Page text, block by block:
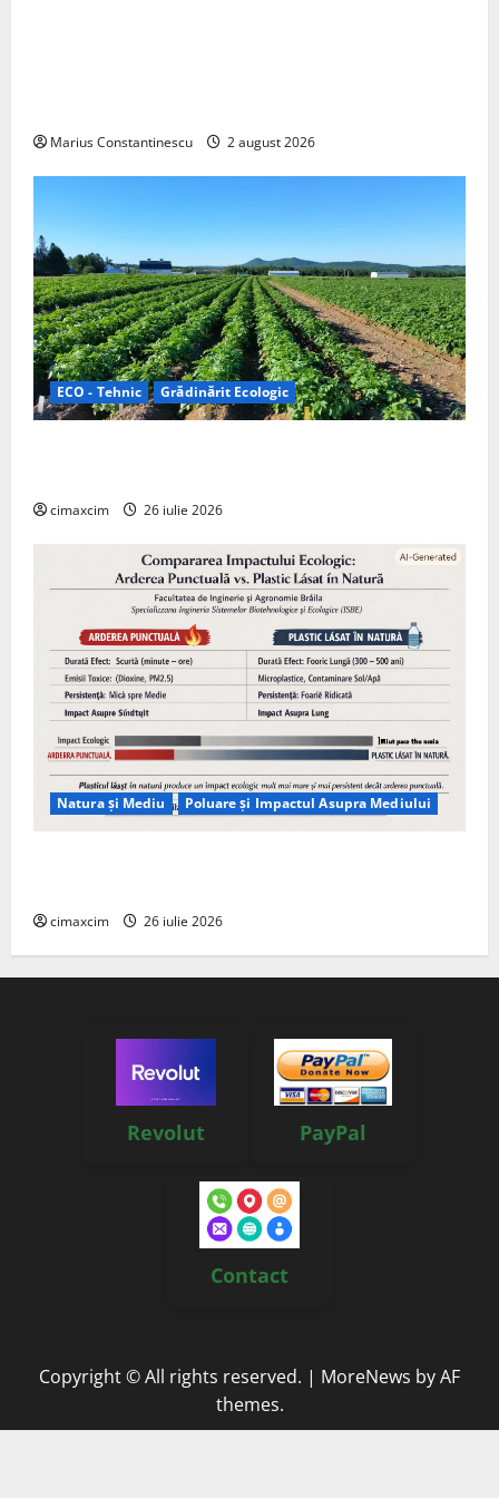
Marius Constantinescu 2 august 2026
ECO - Tehnic Grădinărit Ecologic
cimaxcim 26 iulie 2026
Natura și Mediu Poluare și Impactul Asupra Mediului
cimaxcim 26 iulie 2026
Revolut PayPal
Contact
Copyright © All rights reserved. | MoreNews by AF
themes.